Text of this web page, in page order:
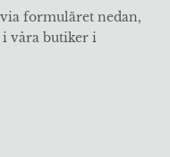
formuläret nedan,
i våra butiker i